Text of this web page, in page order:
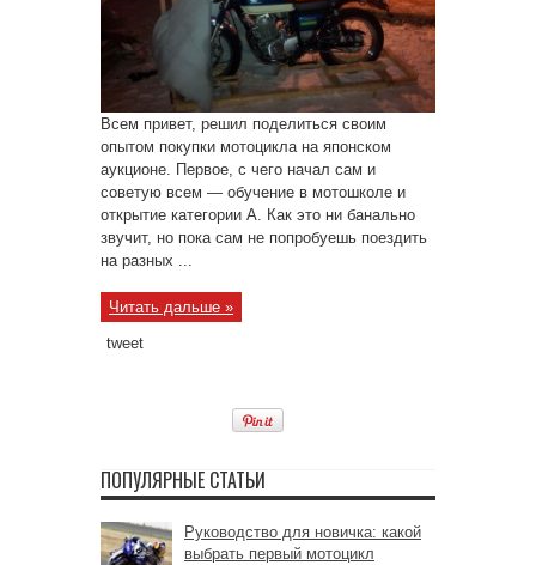
Всем привет, решил поделиться своим
опытом покупки мотоцикла на японском
аукционе. Первое, с чего начал сам и
советую всем — обучение в мотошколе и
открытие категории А. Как это ни банально
звучит, но пока сам не попробуешь поездить
на разных ...
Читать дальше »
tweet
ПОПУЛЯРНЫЕ СТАТЬИ
Руководство для новичка: какой
выбрать первый мотоцикл